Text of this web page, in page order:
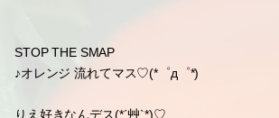
「『ヤスはイケメンですね
絶対出れへん』」裕ちん